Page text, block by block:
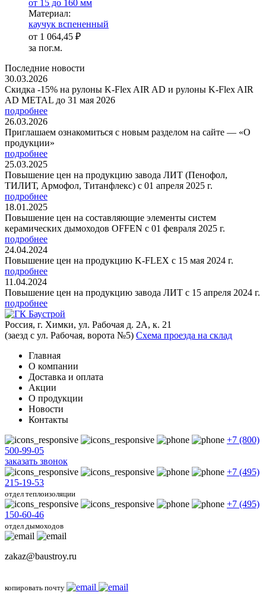
от 15 до 160 мм
Ма­­те­­ри­­ал:
каучук вспененный
от 1 064,45 ₽
за пог.м.
Последние новости
30.03.2026
Скидка -15% на рулоны K-Flex AIR AD и рулоны K-Flex AIR
AD METAL до 31 мая 2026
подробнее
26.03.2026
Приглашаем ознакомиться с новым разделом на сайте — «О
продукции»
подробнее
25.03.2025
Повышение цен на продукцию завода ЛИТ (Пенофол,
ТИЛИТ, Армофол, Титанфлекс) с 01 апреля 2025 г.
подробнее
18.01.2025
Повышение цен на составляющие элементы систем
керамических дымоходов OFFEN с 01 февраля 2025 г.
подробнее
24.04.2024
Повышение цен на продукцию K-FLEX с 15 мая 2024 г.
подробнее
11.04.2024
Повышение цен на продукцию завода ЛИТ с 15 апреля 2024 г.
подробнее
Россия, г. Химки, ул. Рабочая д. 2А, к. 21
(заезд с ул. Рабочая, ворота №5) Схема проезда на склад
Главная
О компании
Доставка и оплата
Акции
О продукции
Новости
Контакты
+7 (800)
500-99-05
заказать звонок
+7 (495)
215-19-53
отдел теплоизоляции
+7 (495)
150-60-46
отдел дымоходов
zakaz@baustroy.ru
копировать почту